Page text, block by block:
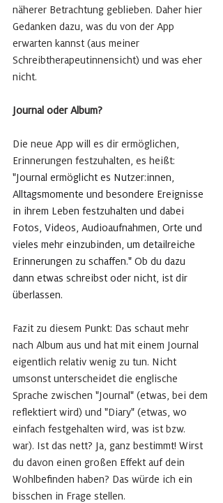
näherer Betrachtung geblieben. Daher hier
Gedanken dazu, was du von der App
erwarten kannst (aus meiner
Schreibtherapeutinnensicht) und was eher
nicht.
Journal oder Album?
Die neue App will es dir ermöglichen,
Erinnerungen festzuhalten, es heißt:
"Journal ermöglicht es Nutzer:innen,
Alltagsmomente und besondere Ereignisse
in ihrem Leben festzuhalten und dabei
Fotos, Videos, Audioaufnahmen, Orte und
vieles mehr einzubinden, um detailreiche
Erinnerungen zu schaffen." Ob du dazu
dann etwas schreibst oder nicht, ist dir
überlassen.
Fazit zu diesem Punkt: Das schaut mehr
nach Album aus und hat mit einem Journal
eigentlich relativ wenig zu tun. Nicht
umsonst unterscheidet die englische
Sprache zwischen "Journal" (etwas, bei dem
reflektiert wird) und "Diary" (etwas, wo
einfach festgehalten wird, was ist bzw.
war). Ist das nett? Ja, ganz bestimmt! Wirst
du davon einen großen Effekt auf dein
Wohlbefinden haben? Das würde ich ein
bisschen in Frage stellen.